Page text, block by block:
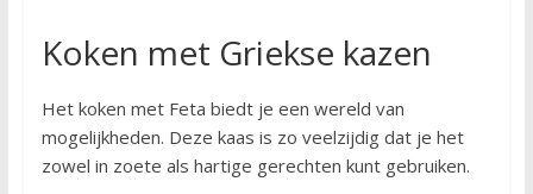
Koken met Griekse kazen
Het koken met Feta biedt je een wereld van
mogelijkheden. Deze kaas is zo veelzijdig dat je het
zowel in zoete als hartige gerechten kunt gebruiken.